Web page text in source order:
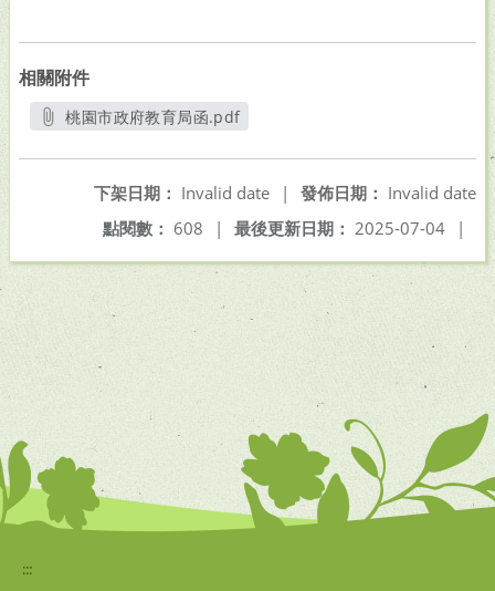
相關附件
桃園市政府教育局函.pdf
發佈日期： Invalid date
下架日期： Invalid date
|
最後更新日期： 2025-07-04 |
點閱數： 608 |
:::